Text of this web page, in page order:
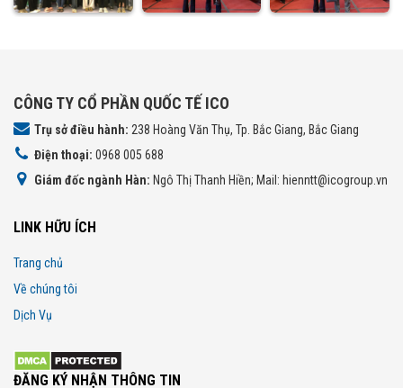
CÔNG TY CỔ PHẦN QUỐC TẾ ICO
Trụ sở điều hành: 238 Hoàng Văn Thụ, Tp. Bắc Giang, Bắc Giang
Điện thoại: 0968 005 688
Giám đốc ngành Hàn: Ngô Thị Thanh Hiền; Mail: hienntt@icogroup.vn
LINK HỮU ÍCH
Trang chủ
Về chúng tôi
Dịch Vụ
ĐĂNG KÝ NHẬN THÔNG TIN